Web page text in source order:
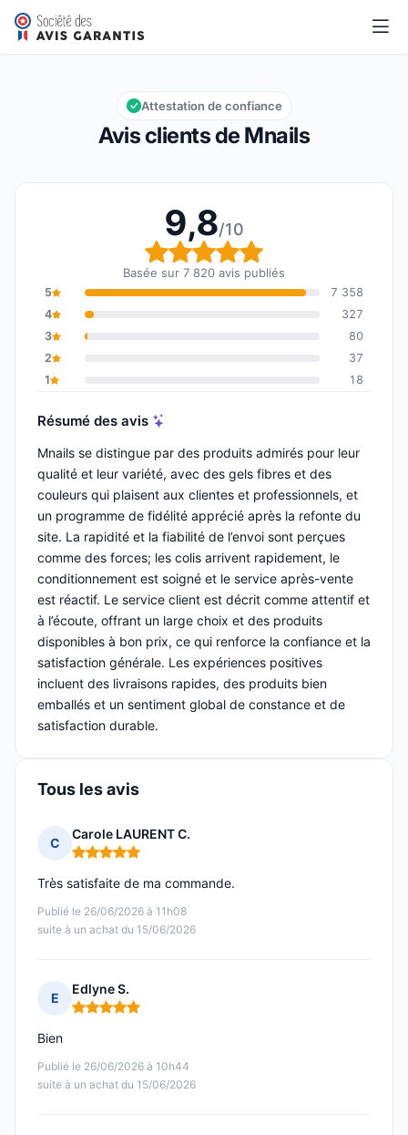
Mnails
Note globale : 9,8 sur 10
9,8/10
Avis clients de Mnails
Attestation de confiance
9,8/10
Note globale : 9,8 sur
Basée sur 7 820 avis publiés
5
7 358
4
327
3
80
2
37
1
18
Résumé des avis
Mnails se distingue par des produits admirés pour leur
qualité et leur variété, avec des gels fibres et des
couleurs qui plaisent aux clientes et professionnels, et
un programme de fidélité apprécié après la refonte du
site. La rapidité et la fiabilité de l’envoi sont perçues
comme des forces; les colis arrivent rapidement, le
conditionnement est soigné et le service après-vente
est réactif. Le service client est décrit comme attentif et
à l’écoute, offrant un large choix et des produits
disponibles à bon prix, ce qui renforce la confiance et la
satisfaction générale. Les expériences positives
incluent des livraisons rapides, des produits bien
emballés et un sentiment global de constance et de
satisfaction durable.
Tous les avis
C
Carole LAURENT C.
Note : 5 sur 5
Publié le 26/06/2026 à 11h08
suite à un achat du 15/06/2026
Très satisfaite de ma commande.
E
Edlyne S.
Note : 5 sur 5
Publié le 26/06/2026 à 10h44
suite à un achat du 15/06/2026
Bien